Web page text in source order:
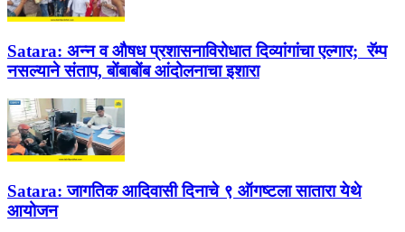
Satara: अन्न व औषध प्रशासनाविरोधात दिव्यांगांचा एल्गार; रॅम्प
नसल्याने संताप, बोंबाबोंब आंदोलनाचा इशारा
Satara: जागतिक आदिवासी दिनाचे ९ ऑगष्टला सातारा येथे
आयोजन